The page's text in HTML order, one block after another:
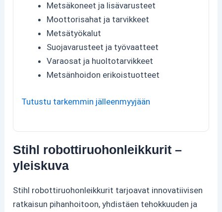
Metsäkoneet ja lisävarusteet
Moottorisahat ja tarvikkeet
Metsätyökalut
Suojavarusteet ja työvaatteet
Varaosat ja huoltotarvikkeet
Metsänhoidon erikoistuotteet
Tutustu tarkemmin jälleenmyyjään
Stihl robottiruohonleikkurit –
yleiskuva
Stihl robottiruohonleikkurit tarjoavat innovatiivisen
ratkaisun pihanhoitoon, yhdistäen tehokkuuden ja